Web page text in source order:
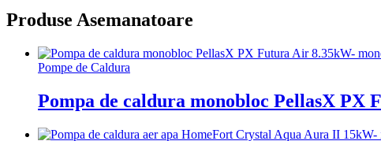
Produse Asemanatoare
Pompe de Caldura
Pompa de caldura monobloc PellasX PX